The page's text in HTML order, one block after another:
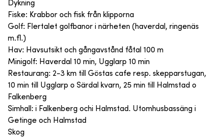
Dykning
Fiske: Krabbor och fisk från klipporna
Golf: Flertalet golfbanor i närheten (haverdal, ringenäs
m.fl.)
Hav: Havsutsikt och gångavstånd fåtal 100 m
Minigolf: Haverdal 10 min, Ugglarp 10 min
Restaurang: 2-3 km till Göstas cafe resp. skepparstugan,
10 min till Ugglarp o Särdal kvarn, 25 min till Halmstad o
Falkenberg
Simhall: i Falkenberg ochi Halmstad. Utomhusbassäng i
Getinge och Halmstad
Skog